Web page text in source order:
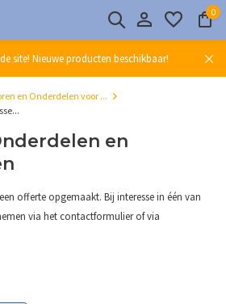
0
site! Nieuwe producten beschikbaar!
en Onderdelen voor ...
en
offerte opgemaakt. Bij interesse in één van
via het contactformulier of via